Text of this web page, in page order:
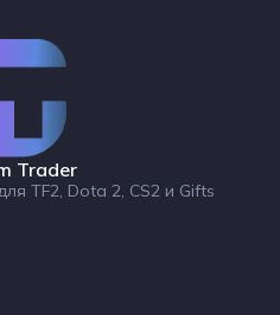
Trader
TF2, Dota 2, CS2 и Gifts